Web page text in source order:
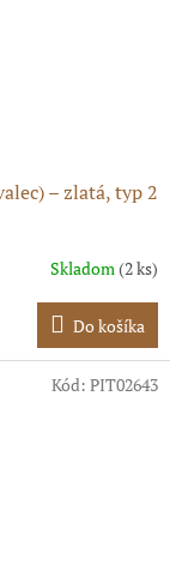
– zlatá, typ 2
Skladom (2 ks)
Do košíka
Kód: PIT02643